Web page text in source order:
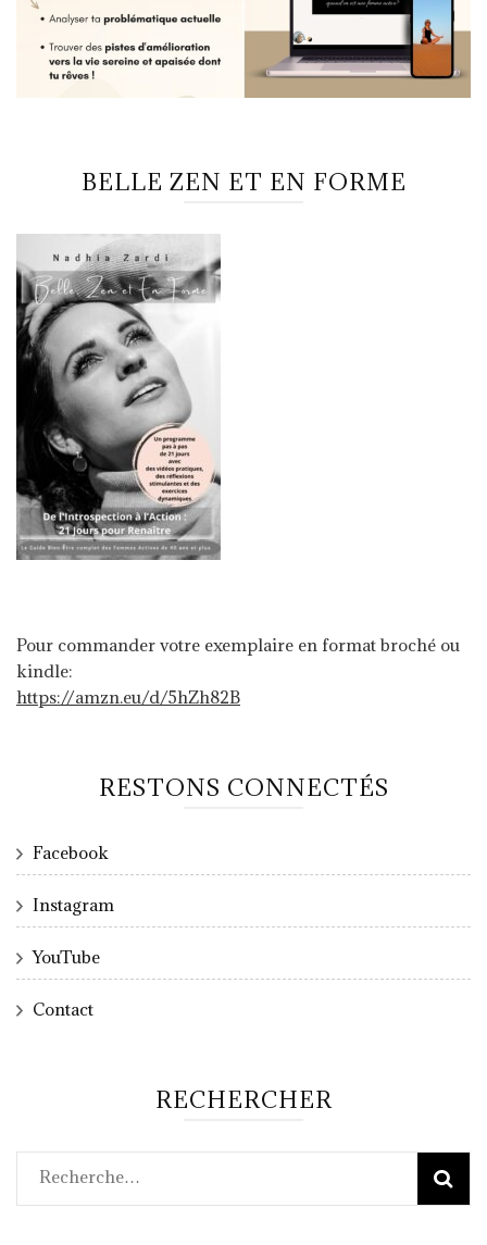
BELLE ZEN ET EN FORME
Pour commander votre exemplaire en format broché ou
kindle:
https://amzn.eu/d/5hZh82B
RESTONS CONNECTÉS
Facebook
Instagram
YouTube
Contact
RECHERCHER
Rechercher :